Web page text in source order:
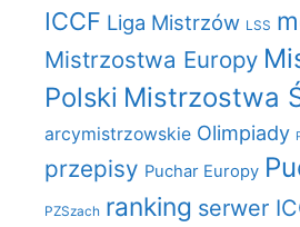
ICCF Liga Mistrzów LSS
Mistrzostwa Europy
Polski Mistrzostwa
arcymistrzowskie Olimpiady
przepisy Puchar Europy
PZSzach ranking serwer